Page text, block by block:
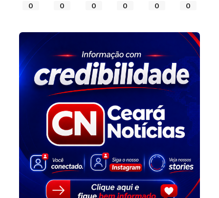
0 0 0 0 0 0